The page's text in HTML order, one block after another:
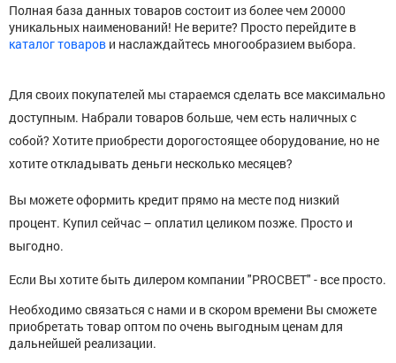
Полная база данных товаров состоит из более чем 20000
уникальных наименований! Не верите? Просто перейдите в
каталог товаров и наслаждайтесь многообразием выбора.
Для своих покупателей мы стараемся сделать все максимально
доступным. Набрали товаров больше, чем есть наличных с
собой? Хотите приобрести дорогостоящее оборудование, но не
хотите откладывать деньги несколько месяцев?
Вы можете оформить кредит прямо на месте под низкий
процент. Купил сейчас – оплатил целиком позже. Просто и
выгодно.
Если Вы хотите быть дилером компании "PROСВЕТ" - все просто.
Необходимо связаться с нами и в скором времени Вы сможете
приобретать товар оптом по очень выгодным ценам для
дальнейшей реализации.